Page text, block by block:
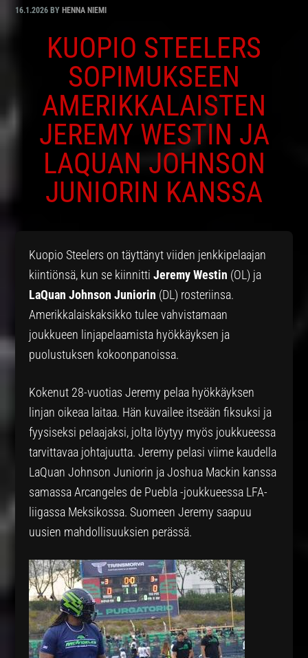
16.1.2026 BY HENNA NIEMI
KUOPIO STEELERS
SOPIMUKSEEN
AMERIKKALAISTEN
JEREMY WESTIN JA
LAQUAN JOHNSON
JUNIORIN KANSSA
Kuopio Steelers on täyttänyt viiden jenkkipelaajan
kiintiönsä, kun se kiinnittiJeremy Westin (OL) ja
LaQuan Johnson Juniorin (DL) rosteriinsa.
Amerikkalaiskaksikko tulee vahvistamaan
joukkueen linjapelaamista hyökkäyksen ja
puolustuksen kokoonpanoissa.
Kokenut 28-vuotias Jeremy pelaa hyökkäyksen
linjan oikeaa laitaa. Hän kuvailee itseään fiksuksi ja
fyysiseksi pelaajaksi, jolta löytyy myös joukkueessa
tarvittavaa johtajuutta. Jeremy pelasi viime kaudella
LaQuan Johnson Juniorin ja Joshua Mackin kanssa
samassa Arcangeles de Puebla -joukkueessa LFA-
liigassa Meksikossa. Suomeen Jeremy saapuu
uusien mahdollisuuksien perässä.